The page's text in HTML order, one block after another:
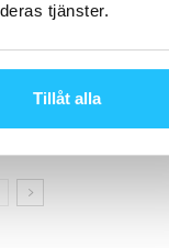
tjänster.
Tillåt alla
Johansson –
Business podcast